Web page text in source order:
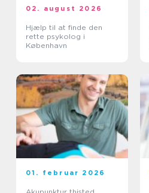
02. august 2026
Hjælp til at finde den
rette psykolog i
København
01. februar 2026